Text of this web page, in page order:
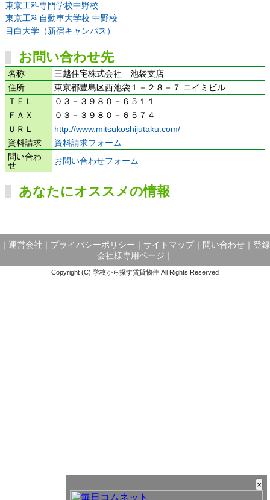
東京工科専門学校中野校
東京工科自動車大学校 中野校
目白大学（新宿キャンパス）
お問い合わせ先
名称
三越住宅株式会社 池袋支店
住所
東京都豊島区西池袋１－２８－７ ニイミビル
ＴＥＬ
０３－３９８０－６５１１
ＦＡＸ
０３－３９８０－６５７４
ＵＲＬ
http://www.mitsukoshijutaku.com/
資料請求
資料請求フォーム
問い合わ
せ
お問い合わせフォーム
あなたにオススメの情報
運営会社 プライバシーポリシー サイトマップ｜ 問い合わせ
登録
会社様専用ページ
Copyright (C) 学校から探す賃貸物件 All Rights Reserved